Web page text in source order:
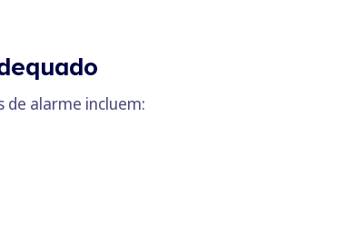
alarme incluem: